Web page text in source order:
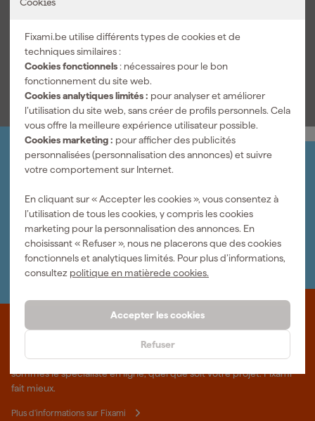
Cookies
Fixami.be utilise différents types de cookies et de
techniques similaires :
Cookies fonctionnels : nécessaires pour le bon
fonctionnement du site web.
Cookies analytiques limités : pour analyser et améliorer
l’utilisation du site web, sans créer de profils personnels. Cela
vous offre la meilleure expérience utilisateur possible.
Cookies marketing : pour afficher des publicités
personnalisées (personnalisation des annonces) et suivre
votre comportement sur Internet.
En cliquant sur « Accepter les cookies », vous consentez à
l’utilisation de tous les cookies, y compris les cookies
marketing pour la personnalisation des annonces. En
choisissant « Refuser », nous ne placerons que des cookies
fonctionnels et analytiques limités. Pour plus d’informations,
consultez politique en matièrede cookies.
Accepter les cookies
Refuser
synchronisé facilite l'ouverture de la mâchoire à sertir afin que
pendant le montage et l'installation..
Code du modèle
Voir toutes les caractéristiques
Organisez-le vous-même
Connectez-vous et gérez vos commandes et vos
Bulletin
Abonnez-vous à la newsletter hebdomadaire
Nous sommes heureux de vous aider
Nous nous ferons un plaisir de vous aider. Contactez l'un
de nos spécialistes.
Que représente Fixami?
Des outils professionnels et des conseils personnalisés : nous
sommes le spécialiste en ligne, quel que soit votre projet. Fixami
fait mieux.
Plus d'informations sur Fixami